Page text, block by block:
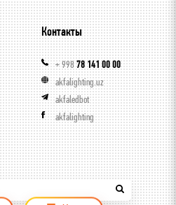
Контакты
+ 99878 141 00 00
akfalighting.uz
akfaledbot
akfalighting